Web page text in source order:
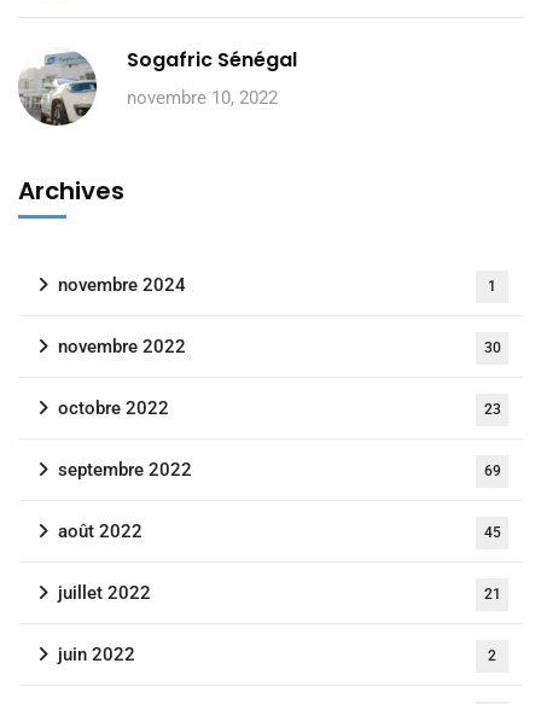
Sogafric Sénégal
novembre 10, 2022
Archives
novembre 2024 1
novembre 2022 30
octobre 2022 23
septembre 2022 69
août 2022 45
juillet 2022 21
juin 2022 2